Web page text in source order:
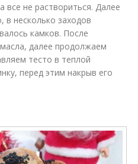
все не раствориться. Далее
в несколько заходов
камков. После
далее продолжаем
тесто в теплой
перед этим накрыв его